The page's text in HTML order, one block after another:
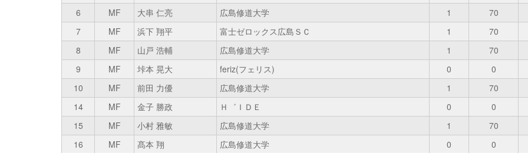
6
MF 大串 仁亮 広島修道大学 1 70
7
MF 浜下 翔平 富士ゼロックス広島ＳＣ 1 70
8
MF 山戸 浩輔 広島修道大学 1 70
9
MF 垰本 晃大 feriz(フェリス) 0 0
10
MF 前田 力優 広島修道大学 1 70
14
MF 金子 勝政 Ｈ゛ＩＤＥ 0 0
15
MF 小村 雅敏 広島修道大学 1 70
16
MF 髙本 翔 広島修道大学 0 0